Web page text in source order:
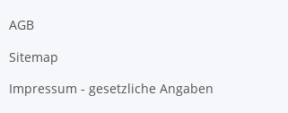
AGB
Sitemap
Impressum - gesetzliche Angaben